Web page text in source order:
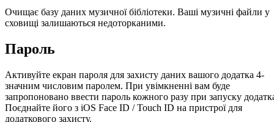
Очищає базу даних музичної бібліотеки. Ваші музичні файли у
сховищі залишаються недоторканими.
Пароль
Активуйте екран пароля для захисту даних вашого додатка 4-
значним числовим паролем. При увімкненні вам буде
запропоновано ввести пароль кожного разу при запуску
Поєднайте його з iOS Face ID / Touch ID на пристрої для
додаткового захисту.